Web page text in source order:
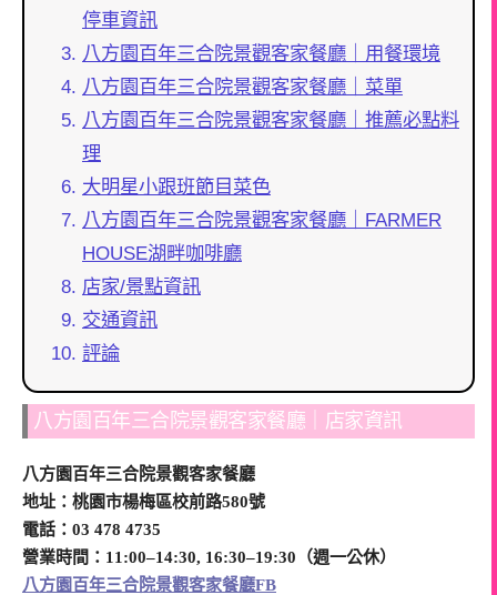
停車資訊
八方園百年三合院景觀客家餐廳｜用餐環境
八方園百年三合院景觀客家餐廳｜菜單
八方園百年三合院景觀客家餐廳｜推薦必點料
理
大明星小跟班節目菜色
八方園百年三合院景觀客家餐廳｜FARMER
HOUSE湖畔咖啡廳
店家/景點資訊
交通資訊
評論
八方園百年三合院景觀客家餐廳｜店家資訊
八方園百年三合院景觀客家餐廳
地址：桃園市楊梅區校前路580號
電話：03 478 4735
營業時間：11:00–14:30, 16:30–19:30（週一公休）
八方園百年三合院景觀客家餐廳FB